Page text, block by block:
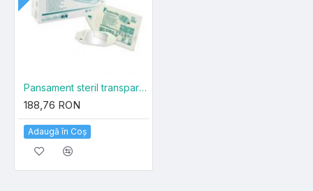
Pansament steril transparent, 6x7cm, 100buc, Tegaderm Film, 3M
188,76 RON
Adaugă în Coş